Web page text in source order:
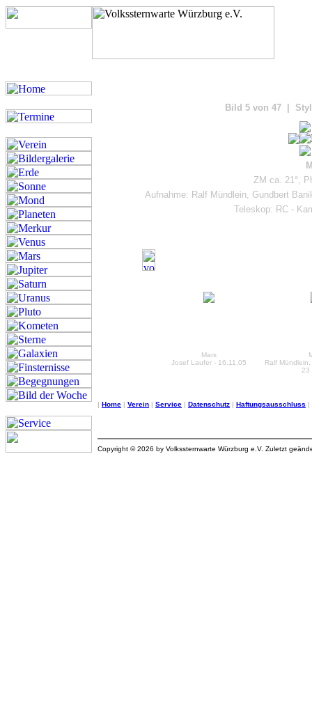
Bild 5 von 47 |
ZM ca. 21°,
Aufnahme: Ralf Mündlein, Gundbert
Teleskop: RC -
Mars
Josef Laufer - 16.11.05
Ralf
| Home | Verein | Service | Datenschutz | Haftungsausschluss |
Copyright © 2026 by Volkssternwarte Würzburg e.V. Zuletzt